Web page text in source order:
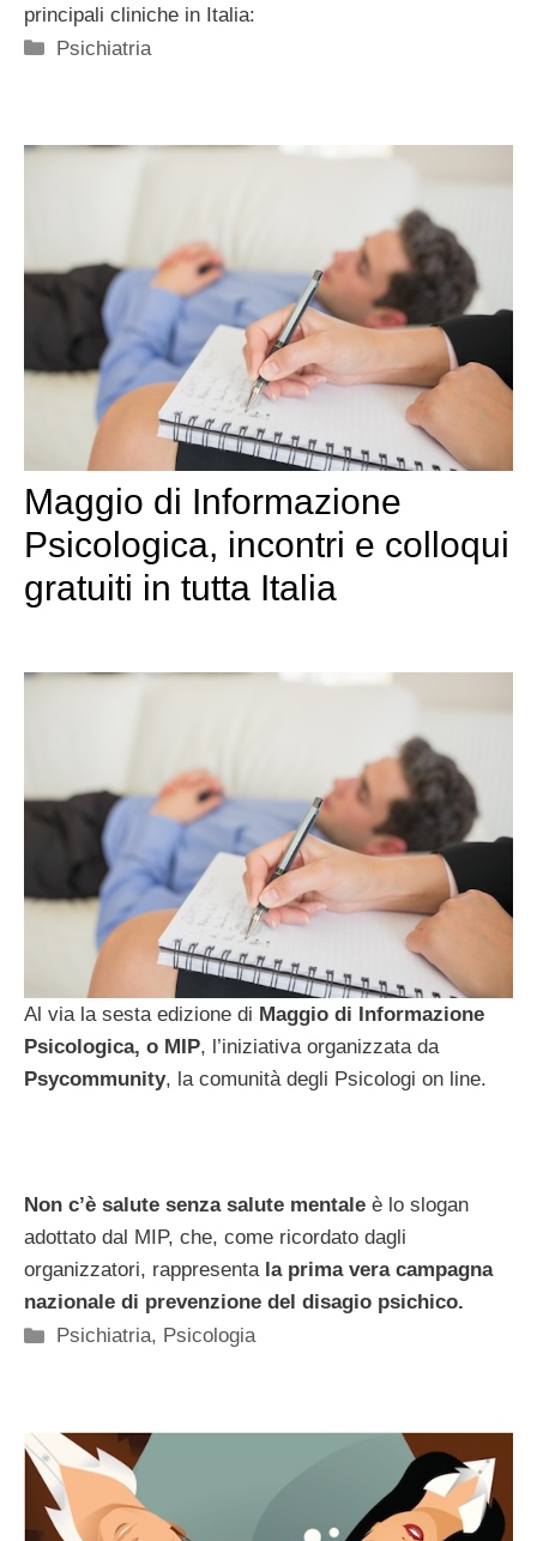
principali cliniche in Italia:
Categorie
Psichiatria
Maggio di Informazione
Psicologica, incontri e colloqui
gratuiti in tutta Italia
Al via la sesta edizione di Maggio di Informazione
Psicologica, o MIP, l’iniziativa organizzata da
Psycommunity, la comunità degli Psicologi on line.
Non c’è salute senza salute mentale è lo slogan
adottato dal MIP, che, come ricordato dagli
organizzatori, rappresenta la prima vera campagna
nazionale di prevenzione del disagio psichico.
Categorie
Psichiatria, Psicologia